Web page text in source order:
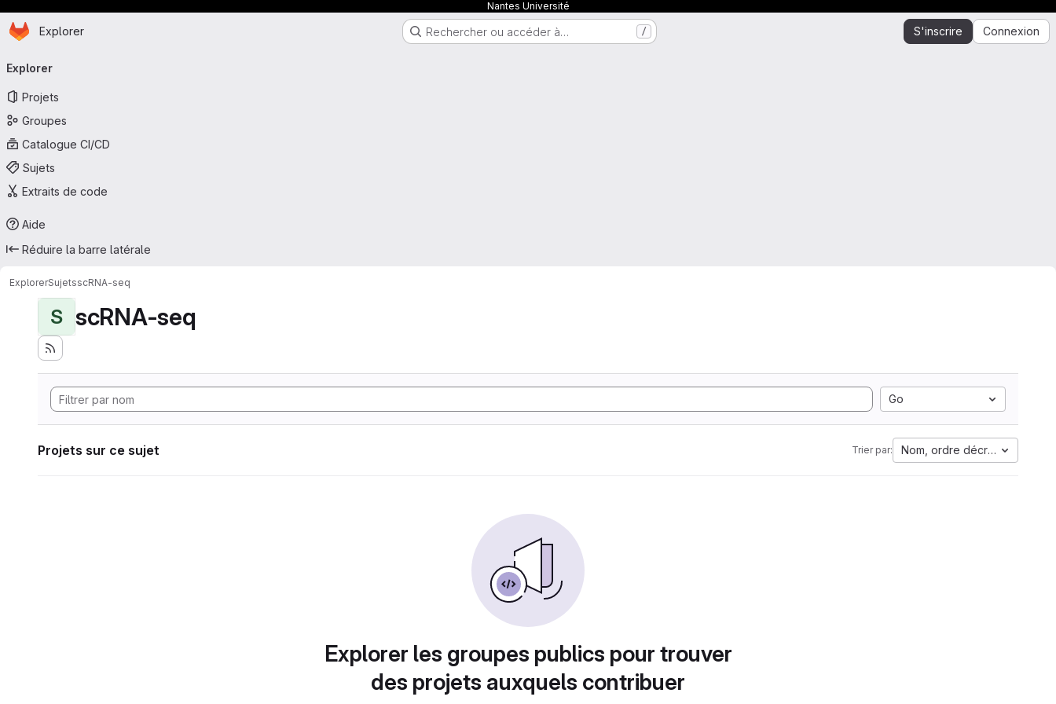
Nantes Université
Passer au contenu principal
Page d'accueil
Explorer Rechercher ou accéder à… / S'inscrire Connexion
principale
Explorer
Projets
Groupes
Catalogue CI/CD
Sujets
Extraits de code
Aide
Réduire la barre latérale
ExplorerSujetsscRNA-seq
S scRNA-seq
Go
Projets sur ce sujet Trier par: Nom, ordre décroissant
Explorer les groupes publics pour trouver
des projets auxquels contribuer